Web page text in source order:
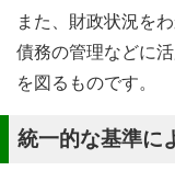
また、財政状況を
債務の管理などに
を図るものです。
統一的な基準に